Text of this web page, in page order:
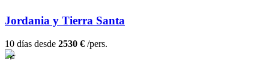
Jordania y Tierra Santa
10 días desde 2530 € /pers.